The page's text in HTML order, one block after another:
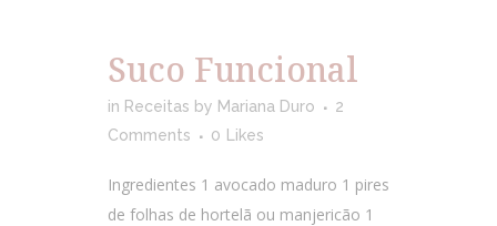
Suco Funcional
in Receitas by Mariana Duro
2
Comments
0 Likes
Ingredientes 1 avocado maduro 1 pires
de folhas de hortelã ou manjericão 1